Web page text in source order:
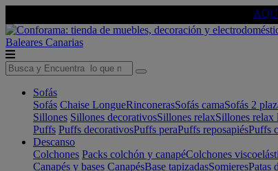
Baleares Canarias
Sofás
Sofás Chaise LongueRinconerasSofás camaSofás 2
Sillones Sillones decorativosSillones relaxSillones relax
Puffs Puffs decorativosPuffs peraPuffs reposapiésPuffs
Descanso
Colchones Packs colchón y canapéColchones
Canapés y bases CanapésBase tapizadasSomieresPatas